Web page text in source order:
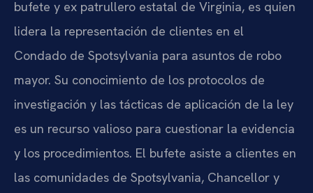
bufete y ex patrullero estatal de Virginia, es quien
lidera la representación de clientes en el
Condado de Spotsylvania para asuntos de robo
mayor. Su conocimiento de los protocolos de
investigación y las tácticas de aplicación de la ley
es un recurso valioso para cuestionar la evidencia
y los procedimientos. El bufete asiste a clientes en
las comunidades de Spotsylvania, Chancellor y